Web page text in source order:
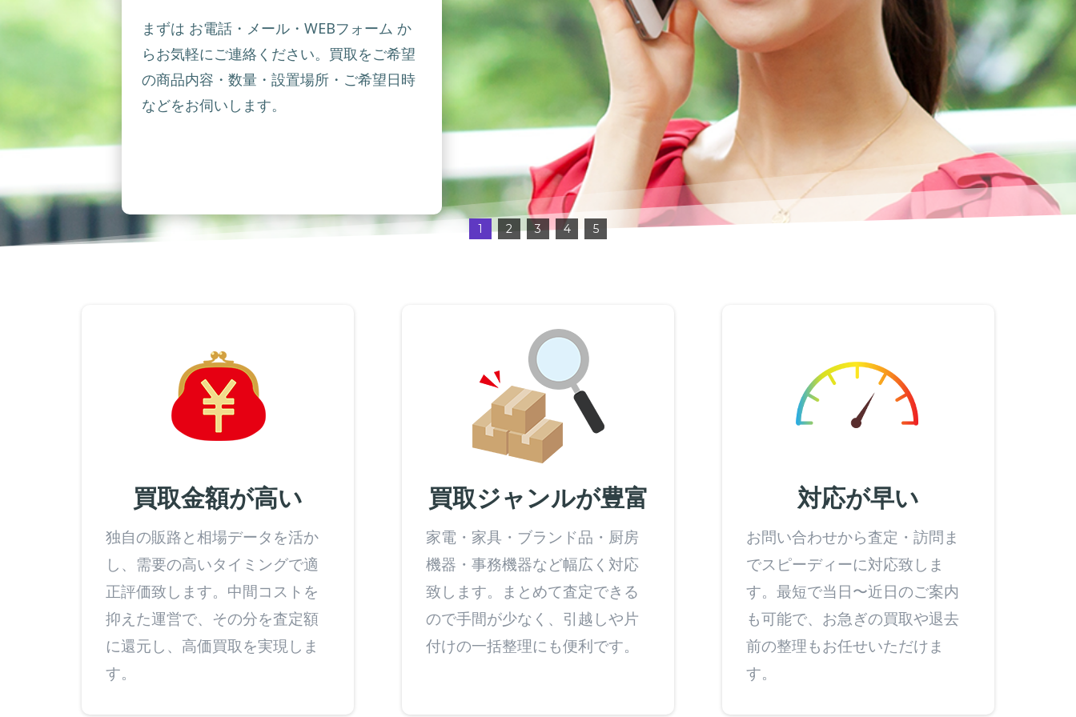
まずは お電話・メール・WEBフォーム か
らお気軽にご連絡ください。買取をご希望
の商品内容・数量・設置場所・ご希望日時
などをお伺いします。
1 2 3 4 5
買取金額が高い
独自の販路と相場データを活か
し、需要の高いタイミングで適
正評価致します。中間コストを
抑えた運営で、その分を査定額
に還元し、高価買取を実現しま
す。
買取ジャンルが豊富
家電・家具・ブランド品・厨房
機器・事務機器など幅広く対応
致します。まとめて査定できる
ので手間が少なく、引越しや片
付けの一括整理にも便利です。
対応が早い
お問い合わせから査定・訪問ま
でスピーディーに対応致しま
す。最短で当日〜近日のご案内
も可能で、お急ぎの買取や退去
前の整理もお任せいただけま
す。